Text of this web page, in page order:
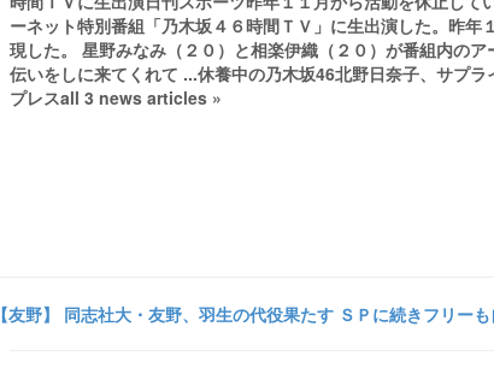
ーネット特別番組「乃木坂４６時間ＴＶ」に生出演した。昨
現した。 星野みなみ（２０）と相楽伊織（２０）が番組内の
伝いをしに来てくれて ...休養中の乃木坂46北野日奈子、サプ
プレスall 3 news articles »
【友野】 同志社大・友野、羽生の代役果たす ＳＰに続きフリー